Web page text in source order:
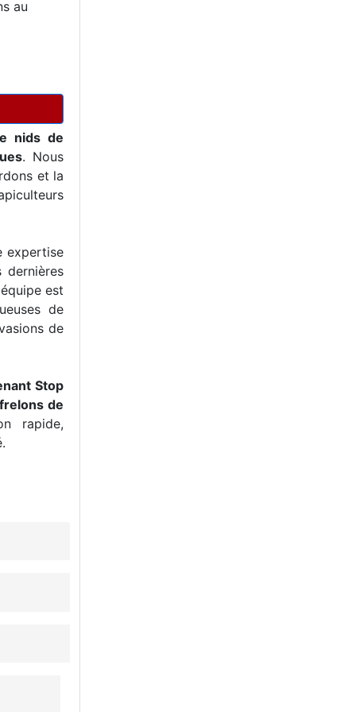
au
nids de
. Nous
et la
expertise
dernières
est
de
de
Stop
de
rapide,